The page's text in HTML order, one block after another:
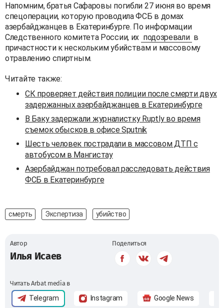
Напомним, братья Сафаровы погибли 27 июня во время
спецоперации, которую проводила ФСБ в домах
азербайджанцев в Екатеринбурге. По информации
Следственного комитета России, их подозревали в
причастности к нескольким убийствам и массовому
отравлению спиртным.
Читайте также:
СК проверяет действия полиции после смерти двух
задержанных азербайджанцев в Екатеринбурге
В Баку задержали журналистку Ruptly во время
съемок обысков в офисе Sputnik
Шесть человек пострадали в массовом ДТП с
автобусом в Мангистау
Азербайджан потребовал расследовать действия
ФСБ в Екатеринбурге
смерть Экспертиза убийство
Автор
Илья Исаев
Поделиться
Читать Arbat media в
Telegram Instagram Google News